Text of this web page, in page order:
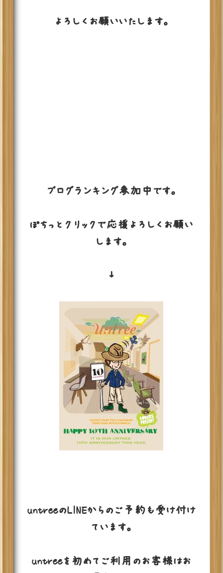
よろしくお願いいたします。
ブログランキング参加中です。
ぽちっとクリックで応援よろしくお願い
します。
↓
untreeのLINEからのご予約も受け付け
ています。
untreeを初めてご利用のお客様はお